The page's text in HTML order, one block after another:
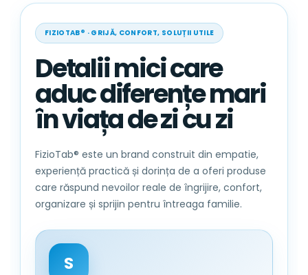
Se poate spala atat manual cat si la
masina de spalat, la max.40 de grade.
A nu se calca;
Grupa de varsta: 0+ luni
Unisex
Dimensiune: 100 x 80 cm;
Usor de pliat si de transportat;
FizioTab®– Produsele ideale pentru
micutul tau!
FIZIOTAB® · GRIJĂ, CONFORT, SOLUȚII UTILE
Detalii mici care
aduc diferențe mari
în viața de zi cu zi
FizioTab® este un brand construit din empatie,
experiență practică și dorința de a oferi produse
care răspund nevoilor reale de îngrijire, confort,
organizare și sprijin pentru întreaga familie.
S